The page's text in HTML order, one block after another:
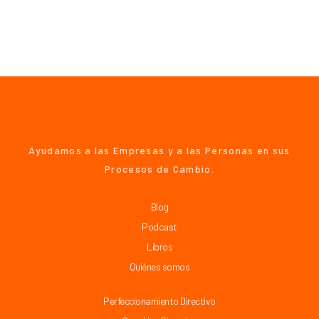
Ayudamos a las Empresas y a las Personas en sus
Procesos de Cambio.
Blog
Podcast
Libros
Quiénes somos
Perfeccionamiento Directivo